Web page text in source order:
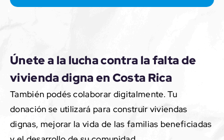
Únete a la lucha contra la falta de
vivienda digna en Costa Rica
También podés colaborar digitalmente. Tu
donación se utilizará para construir viviendas
dignas, mejorar la vida de las familias beneficiadas